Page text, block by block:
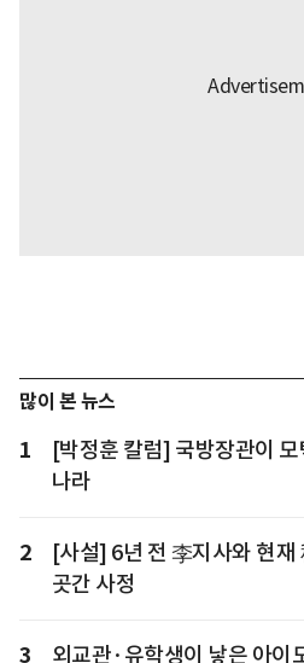
많이 본 뉴스
1
[박정훈 칼럼] 국방장관이
나라
2
[사설] 6년 전 李지사와 현재
곳간 사정
3 외교관·유학생이 낳은 아이